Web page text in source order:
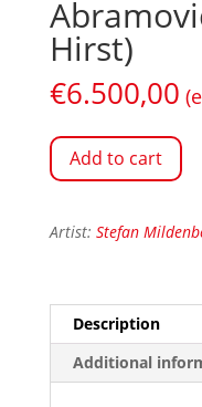
Hirst)
€6.500,00
Add to cart
Artist: Stefan
Description
Additional